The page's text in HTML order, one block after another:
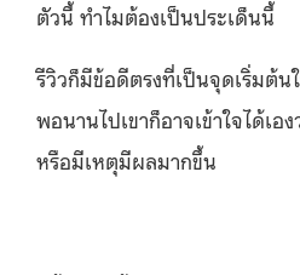
ตัวนี้ ทำไมต้องเป็นประเด็นนี้
รีวิวก็มีข้อดีตรงที่เป็นจุดเริ่มต้น
พอนานไปเขาก็อาจเข้าใจได้เ
หรือมีเหตุมีผลมากขึ้น